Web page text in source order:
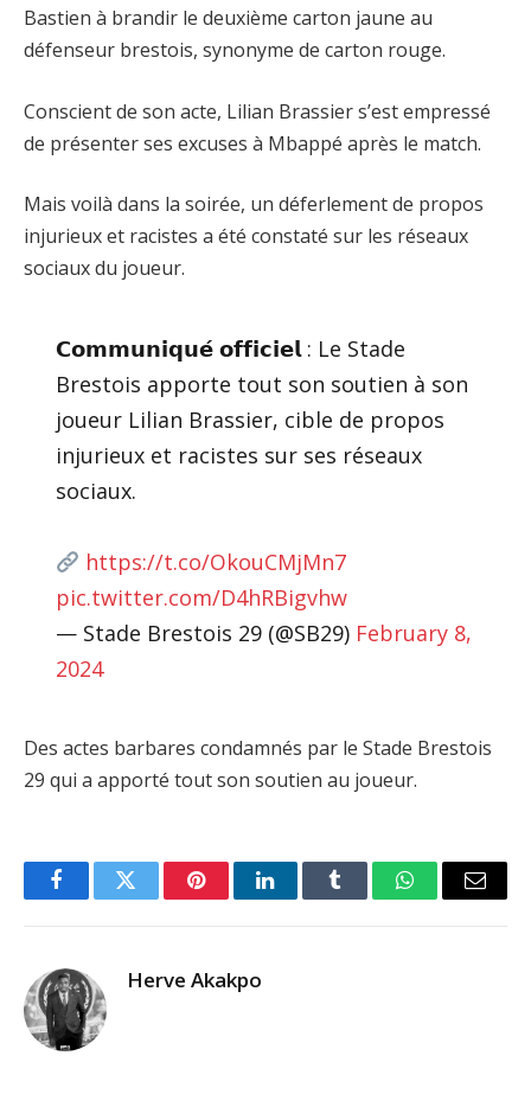
Bastien à brandir le deuxième carton jaune au
défenseur brestois, synonyme de carton rouge.
Conscient de son acte, Lilian Brassier s’est empressé
de présenter ses excuses à Mbappé après le match.
Mais voilà dans la soirée, un déferlement de propos
injurieux et racistes a été constaté sur les réseaux
sociaux du joueur.
𝗖𝗼𝗺𝗺𝘂𝗻𝗶𝗾𝘂𝗲́ 𝗼𝗳𝗳𝗶𝗰𝗶𝗲𝗹 : Le Stade
Brestois apporte tout son soutien à son
joueur Lilian Brassier, cible de propos
injurieux et racistes sur ses réseaux
sociaux.
https://t.co/OkouCMjMn7
pic.twitter.com/D4hRBigvhw
— Stade Brestois 29 (@SB29) February 8,
2024
Des actes barbares condamnés par le Stade Brestois
29 qui a apporté tout son soutien au joueur.
FacebookTwitter PinterestLinkedInTumblr WhatsAppEmail
Herve Akakpo